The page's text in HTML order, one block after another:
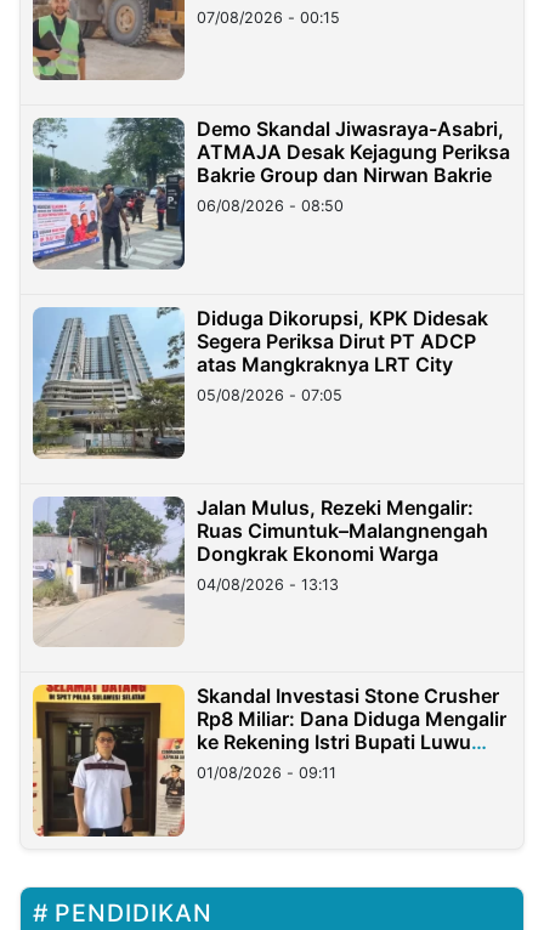
07/08/2026 - 00:15
Demo Skandal Jiwasraya-Asabri,
ATMAJA Desak Kejagung Periksa
Bakrie Group dan Nirwan Bakrie
06/08/2026 - 08:50
Diduga Dikorupsi, KPK Didesak
Segera Periksa Dirut PT ADCP
atas Mangkraknya LRT City
05/08/2026 - 07:05
Jalan Mulus, Rezeki Mengalir:
Ruas Cimuntuk–Malangnengah
Dongkrak Ekonomi Warga
04/08/2026 - 13:13
Skandal Investasi Stone Crusher
Rp8 Miliar: Dana Diduga Mengalir
ke Rekening Istri Bupati Luwu
Timur
01/08/2026 - 09:11
PENDIDIKAN